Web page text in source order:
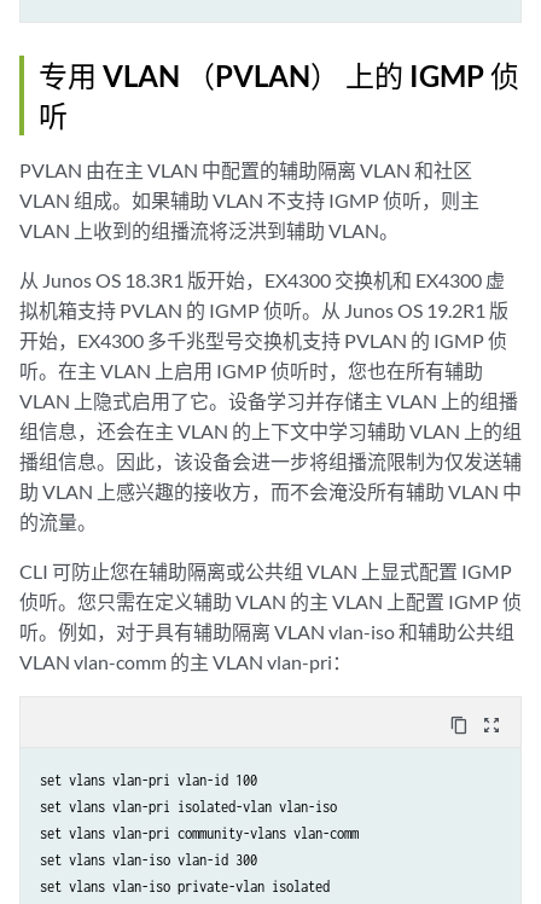
专用 VLAN （PVLAN） 上的 IGMP 侦
听
PVLAN 由在主 VLAN 中配置的辅助隔离 VLAN 和社区
VLAN 组成。如果辅助 VLAN 不支持 IGMP 侦听，则主
VLAN 上收到的组播流将泛洪到辅助 VLAN。
从 Junos OS 18.3R1 版开始，EX4300 交换机和 EX4300 虚
拟机箱支持 PVLAN 的 IGMP 侦听。从 Junos OS 19.2R1 版
开始，EX4300 多千兆型号交换机支持 PVLAN 的 IGMP 侦
听。在主 VLAN 上启用 IGMP 侦听时，您也在所有辅助
VLAN 上隐式启用了它。设备学习并存储主 VLAN 上的组播
组信息，还会在主 VLAN 的上下文中学习辅助 VLAN 上的组
播组信息。因此，该设备会进一步将组播流限制为仅发送辅
助 VLAN 上感兴趣的接收方，而不会淹没所有辅助 VLAN 中
的流量。
CLI 可防止您在辅助隔离或公共组 VLAN 上显式配置 IGMP
侦听。您只需在定义辅助 VLAN 的主 VLAN 上配置 IGMP 侦
听。例如，对于具有辅助隔离 VLAN vlan-iso 和辅助公共组
VLAN vlan-comm 的主 VLAN vlan-pri：
content_copy zoom_out_map
set vlans vlan-pri vlan-id 100
set vlans vlan-pri isolated-vlan vlan-iso
set vlans vlan-pri community-vlans vlan-comm
set vlans vlan-iso vlan-id 300
set vlans vlan-iso private-vlan isolated